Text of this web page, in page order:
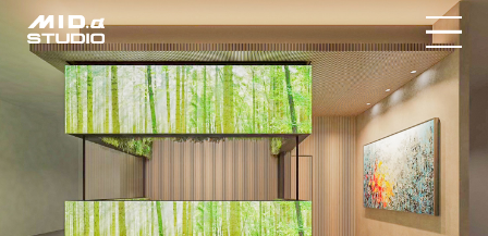
MID.α STUDIOについて
料金プラン